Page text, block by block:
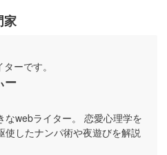
家
ーです。
ー
なwebライター。 恋愛心理学を
使したナンパ術や夜遊びを解説